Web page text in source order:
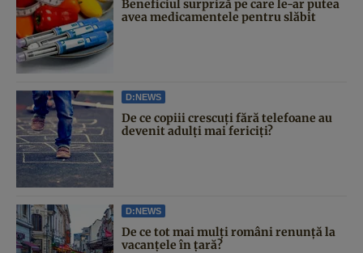
Beneficiul surpriză pe care le-ar putea
avea medicamentele pentru slăbit
D:NEWS
De ce copiii crescuți fără telefoane au
devenit adulți mai fericiți?
D:NEWS
De ce tot mai mulți români renunță la
vacanțele în țară?